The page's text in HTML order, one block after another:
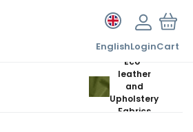
EnglishLoginCart
Eco-
leather
and
Upholstery
Fabrics